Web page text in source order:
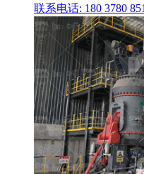
联系电话: 180 3780